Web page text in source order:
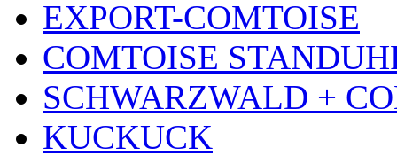
EXPORT-COMTOISE
COMTOISE
SCHWARZWALD +
KUCKUCK